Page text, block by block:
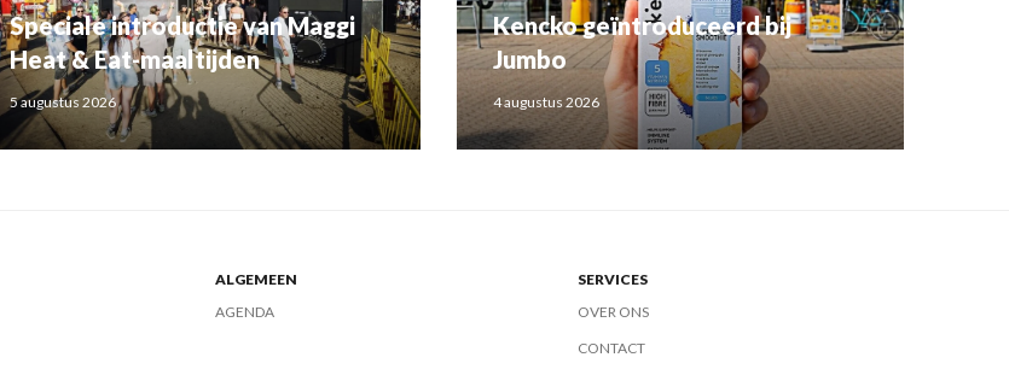
Speciale introductie van Maggi
Heat & Eat-maaltijden
5 augustus 2026
Kencko geïntroduceerd bij
Jumbo
4 augustus 2026
ALGEMEEN
AGENDA
SERVICES
OVER ONS
CONTACT